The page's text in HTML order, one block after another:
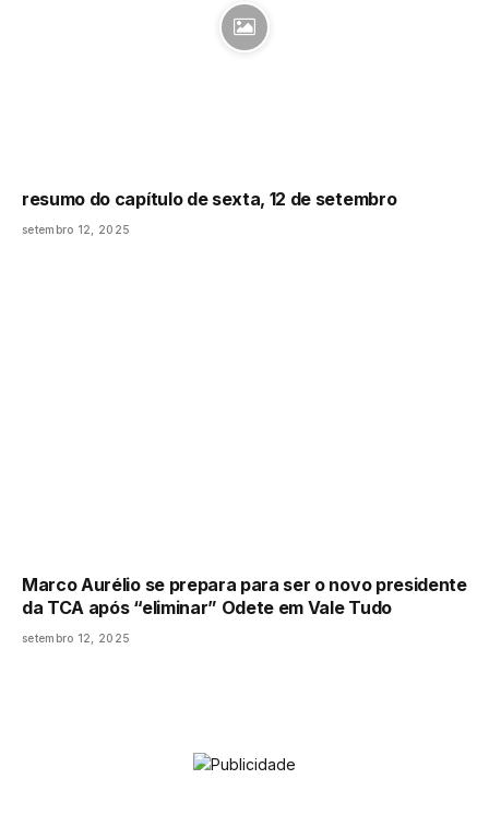
resumo do capítulo de sexta, 12 de setembro
setembro 12, 2025
Marco Aurélio se prepara para ser o novo presidente
da TCA após “eliminar” Odete em Vale Tudo
setembro 12, 2025